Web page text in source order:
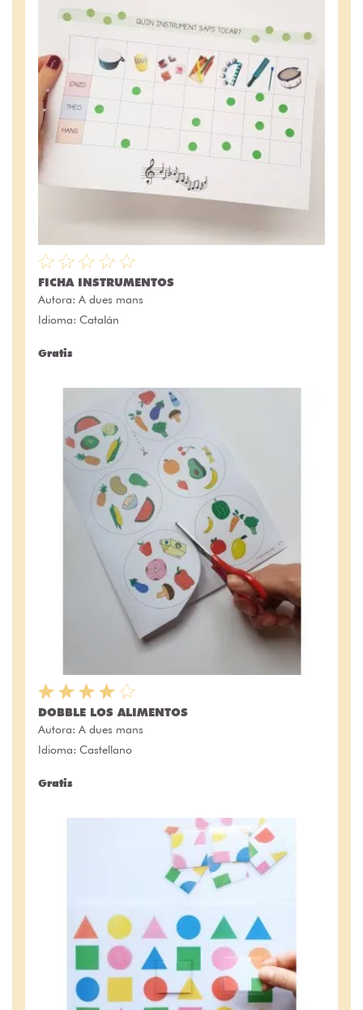
FICHA INSTRUMENTOS
Autora: A dues mans
Idioma: Catalán
Gratis
DOBBLE LOS ALIMENTOS
Autora: A dues mans
Idioma: Castellano
Gratis